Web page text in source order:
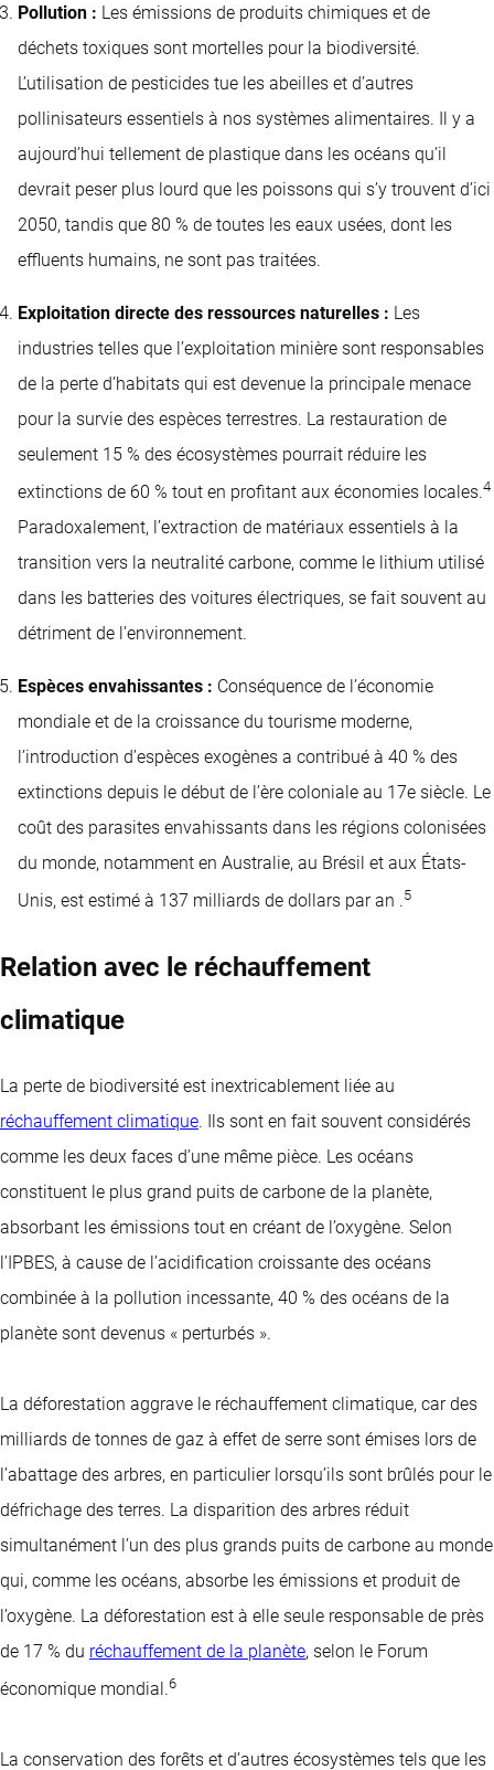
Pollution : Les émissions de produits chimiques et de
déchets toxiques sont mortelles pour la biodiversité.
L’utilisation de pesticides tue les abeilles et d’autres
pollinisateurs essentiels à nos systèmes alimentaires. Il y a
aujourd’hui tellement de plastique dans les océans qu’il
devrait peser plus lourd que les poissons qui s’y trouvent d’ici
2050, tandis que 80 % de toutes les eaux usées, dont les
effluents humains, ne sont pas traitées.
Exploitation directe des ressources naturelles : Les
industries telles que l’exploitation minière sont responsables
de la perte d’habitats qui est devenue la principale menace
pour la survie des espèces terrestres. La restauration de
seulement 15 % des écosystèmes pourrait réduire les
extinctions de 60 % tout en profitant aux économies locales.4
Paradoxalement, l’extraction de matériaux essentiels à la
transition vers la neutralité carbone, comme le lithium utilisé
dans les batteries des voitures électriques, se fait souvent au
détriment de l’environnement.
Espèces envahissantes : Conséquence de l’économie
mondiale et de la croissance du tourisme moderne,
l’introduction d’espèces exogènes a contribué à 40 % des
extinctions depuis le début de l’ère coloniale au 17e siècle. Le
coût des parasites envahissants dans les régions colonisées
du monde, notamment en Australie, au Brésil et aux États-
Unis, est estimé à 137 milliards de dollars par an .5
Relation avec le réchauffement
climatique
La perte de biodiversité est inextricablement liée au
réchauffement climatique. Ils sont en fait souvent considérés
comme les deux faces d’une même pièce. Les océans
constituent le plus grand puits de carbone de la planète,
absorbant les émissions tout en créant de l’oxygène. Selon
l’IPBES, à cause de l’acidification croissante des océans
combinée à la pollution incessante, 40 % des océans de la
planète sont devenus « perturbés ».
La déforestation aggrave le réchauffement climatique, car des
milliards de tonnes de gaz à effet de serre sont émises lors de
l’abattage des arbres, en particulier lorsqu’ils sont brûlés pour le
défrichage des terres. La disparition des arbres réduit
simultanément l’un des plus grands puits de carbone au monde
qui, comme les océans, absorbe les émissions et produit de
l’oxygène. La déforestation est à elle seule responsable de près
de 17 % du réchauffement de la planète, selon le Forum
économique mondial.6
La conservation des forêts et d’autres écosystèmes tels que les